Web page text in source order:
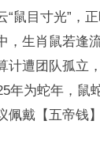
“鼠目寸光”，
，生肖鼠若逢
计遭团队孤立
年为蛇年，鼠
佩戴【五帝钱